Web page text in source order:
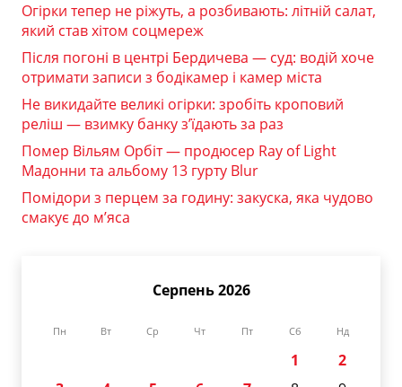
Огірки тепер не ріжуть, а розбивають: літній салат,
який став хітом соцмереж
Після погоні в центрі Бердичева — суд: водій хоче
отримати записи з бодікамер і камер міста
Не викидайте великі огірки: зробіть кроповий
реліш — взимку банку з’їдають за раз
Помер Вільям Орбіт — продюсер Ray of Light
Мадонни та альбому 13 гурту Blur
Помідори з перцем за годину: закуска, яка чудово
смакує до м’яса
Серпень 2026
Пн Вт Ср Чт Пт Сб Нд
1
2